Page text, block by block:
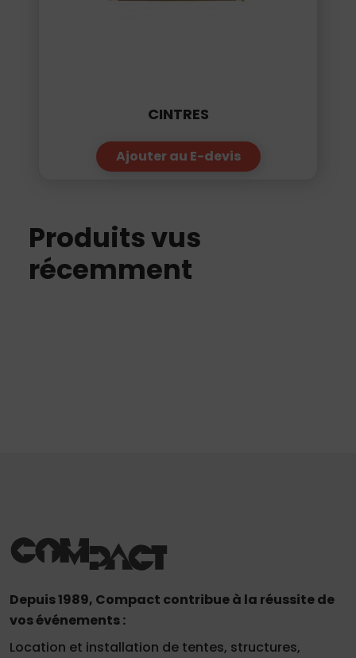
CINTRES
Ajouter au E-devis
Produits vus
récemment
Depuis 1989, Compact contribue à la réussite de
vos événements :
Location et installation de tentes, structures,